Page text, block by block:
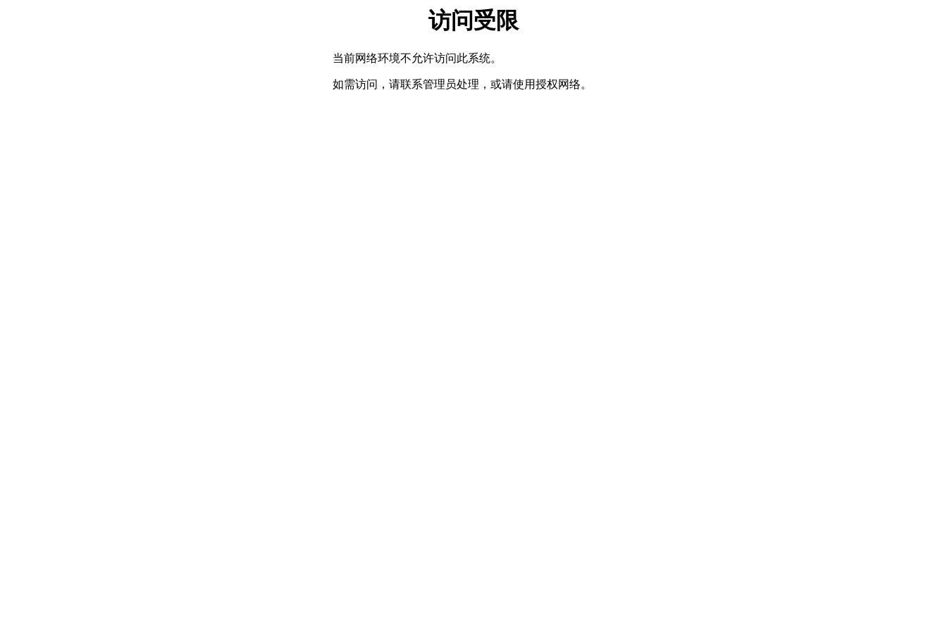
访问受限
当前网络环境不允许访问此系统。
如需访问，请联系管理员处理，或请使用授权网络。